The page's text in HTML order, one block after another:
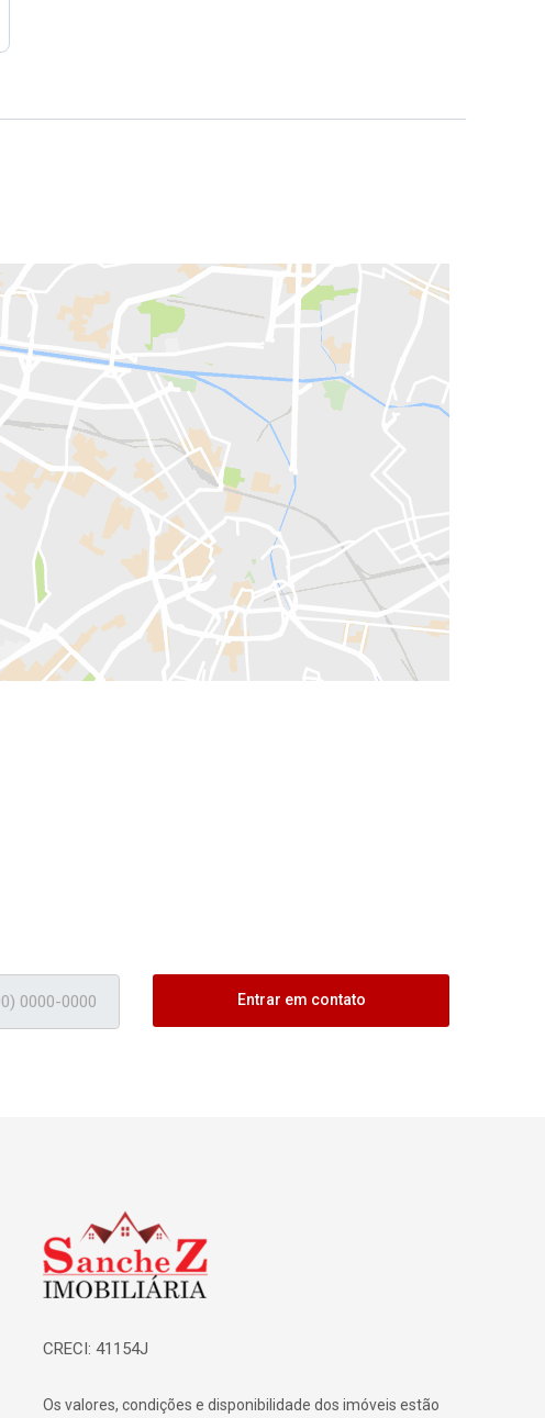
Entrar em contato
Página inicial
CRECI: 41154J
Os valores, condições e disponibilidade dos imóveis estão